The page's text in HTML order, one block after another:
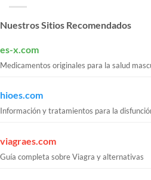
Nuestros Sitios Recomendados
es-x.com
Medicamentos originales para la salud
hioes.com
Información y tratamientos para la
viagraes.com
Guía completa sobre Viagra y alternativas